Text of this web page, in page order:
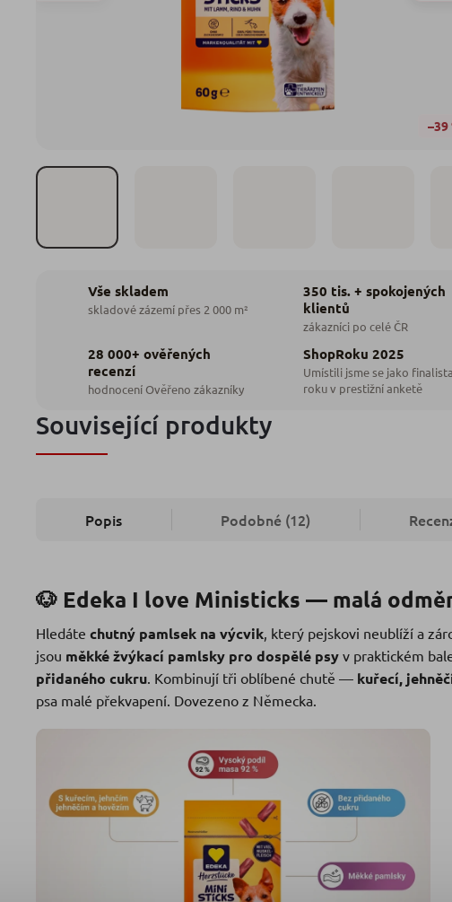
–39
Vše skladem
skladové zázemí přes 2 000 m²
350 tis. + spokojených
klientů
zákazníci po celé ČR
28 000+ ověřených
recenzí
hodnocení Ověřeno zákazníky
ShopRoku 2025
Umístili jsme se jako finalista
roku v prestižní anketě
Související produkty
Popis Podobné (12)
🐶 Edeka I love Ministicks — malá
Hledáte chutný pamlsek na výcvik , který pejskovi neublíží a
jsou měkké žvýkací pamlsky pro dospělé psy v praktickém
přidaného cukru . Kombinují tři oblíbené chutě — kuřecí,
psa malé překvapení. Dovezeno z Německa.